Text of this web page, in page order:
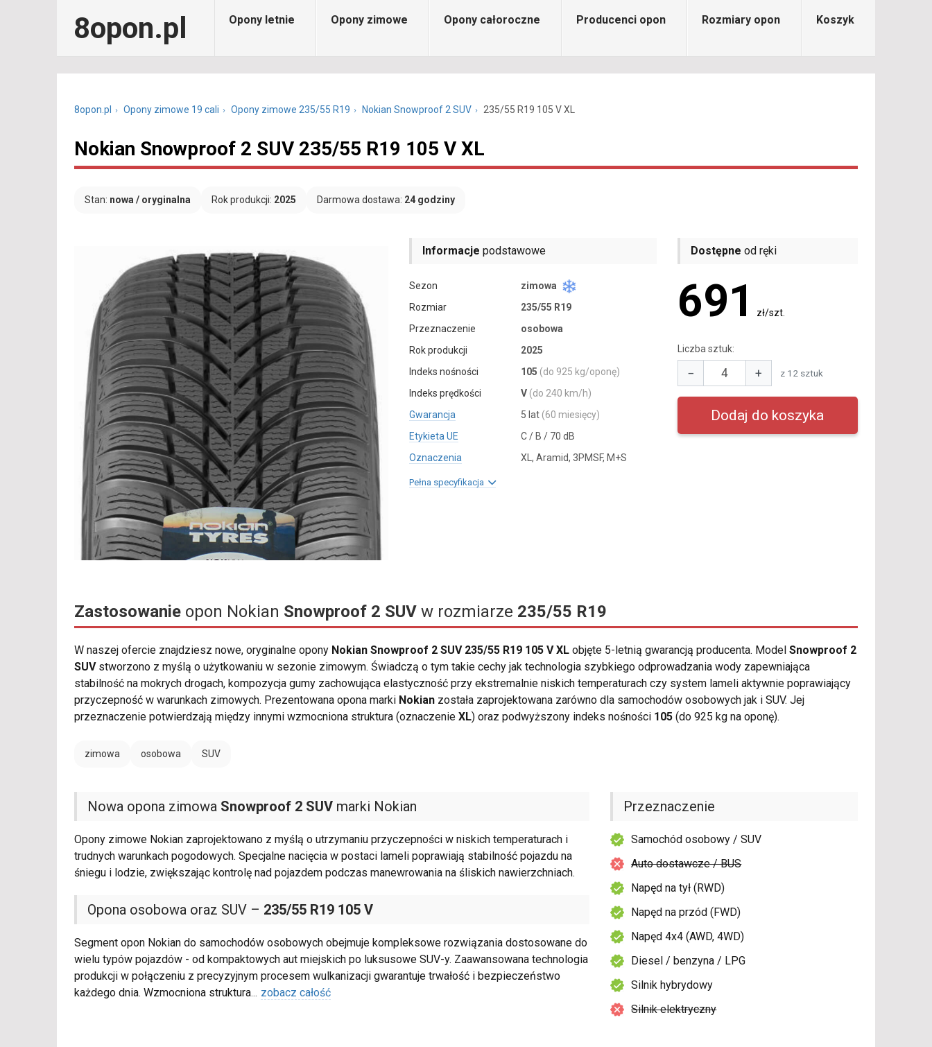
8opon.pl Opony letnie Opony zimowe Opony całoroczne Producenci opon Rozmiary opon Koszyk
8opon.pl Opony zimowe 19 cali Opony zimowe 235/55 R19 Nokian Snowproof 2 SUV 235/55 R19 105 V XL
Nokian Snowproof 2 SUV 235/55 R19 105 V XL
Stan: nowa / oryginalna Rok produkcji: 2025 Darmowa dostawa: 24 godziny
Informacje podstawowe
Sezon
zimowa
Rozmiar
235/55 R19
Przeznaczenie
osobowa
Rok produkcji
2025
Indeks nośności
105 (do 925 kg/oponę)
Indeks prędkości
V (do 240 km/h)
Gwarancja
5 lat (60 miesięcy)
Etykieta UE
C / B / 70 dB
Oznaczenia
XL, Aramid, 3PMSF, M+S
Pełna specyfikacja
Dostępne od ręki
691 zł/szt.
Liczba sztuk:
− + z 12 sztuk
Zastosowanie opon Nokian Snowproof 2 SUV w rozmiarze 235/55 R19
W naszej ofercie znajdziesz nowe, oryginalne opony Nokian Snowproof 2 SUV 235/55 R19 105 V XL objęte 5-letnią gwarancją producenta. Model Snowproof 2
SUVstworzono z myślą o użytkowaniu w sezonie zimowym. Świadczą o tym takie cechy jak technologia szybkiego odprowadzania wody zapewniająca
stabilność na mokrych drogach, kompozycja gumy zachowująca elastyczność przy ekstremalnie niskich temperaturach czy system lameli aktywnie poprawiający
przyczepność w warunkach zimowych. Prezentowana opona marki Nokian została zaprojektowana zarówno dla samochodów osobowych jak i SUV. Jej
przeznaczenie potwierdzają między innymi wzmocniona struktura (oznaczenie XL) oraz podwyższony indeks nośności 105 (do 925 kg na oponę).
zimowa osobowa SUV
Nowa opona zimowa Snowproof 2 SUV marki Nokian
Opony zimowe Nokian zaprojektowano z myślą o utrzymaniu przyczepności w niskich temperaturach i
trudnych warunkach pogodowych. Specjalne nacięcia w postaci lameli poprawiają stabilność pojazdu na
śniegu i lodzie, zwiększając kontrolę nad pojazdem podczas manewrowania na śliskich nawierzchniach.
Opona osobowa oraz SUV – 235/55 R19 105 V
Segment opon Nokian do samochodów osobowych obejmuje kompleksowe rozwiązania dostosowane do
wielu typów pojazdów - od kompaktowych aut miejskich po luksusowe SUV-y. Zaawansowana technologia
produkcji w połączeniu z precyzyjnym procesem wulkanizacji gwarantuje trwałość i bezpieczeństwo
każdego dnia. Wzmocniona struktura... zobacz całość
Przeznaczenie
Samochód osobowy / SUV
Auto dostawcze / BUS
Napęd na tył (RWD)
Napęd na przód (FWD)
Napęd 4x4 (AWD, 4WD)
Diesel / benzyna / LPG
Silnik hybrydowy
Silnik elektryczny